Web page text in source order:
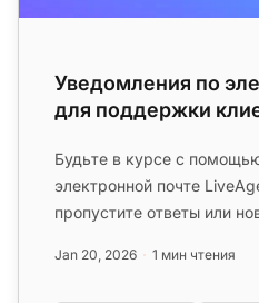
Уведомления по
для поддержки
Будьте в курсе с
электронной почте
пропустите ответы или
Jan 20, 2026 1 мин чтения